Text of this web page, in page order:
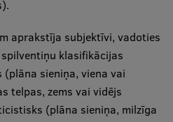
aprakstīja subjektīvi, vadoties
klasifikācijas
sieniņa, viena vai
telpas, zems vai vidējs
(plāna sieniņa, milzīga